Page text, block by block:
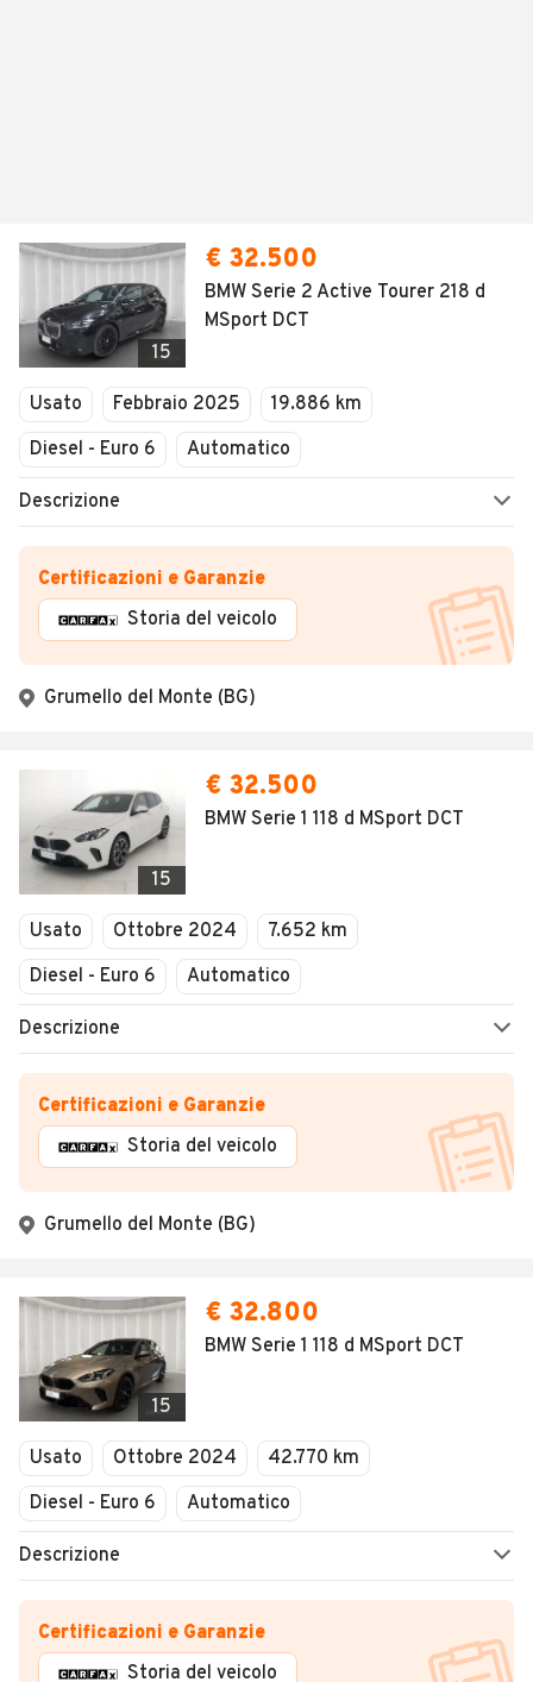
15
€ 32.500
BMW Serie 2 Active Tourer 218 d
MSport DCT
Usato Febbraio 2025
19.886 km
Diesel - Euro 6
Automatico
Descrizione
Certificazioni e Garanzie
Storia del veicolo
Grumello del Monte (BG)
15
€ 32.500
BMW Serie 1 118 d MSport DCT
Usato Ottobre 2024
7.652 km
Diesel - Euro 6
Automatico
Descrizione
Certificazioni e Garanzie
Storia del veicolo
Grumello del Monte (BG)
15
€ 32.800
BMW Serie 1 118 d MSport DCT
Usato Ottobre 2024
42.770 km
Diesel - Euro 6
Automatico
Descrizione
Certificazioni e Garanzie
Storia del veicolo